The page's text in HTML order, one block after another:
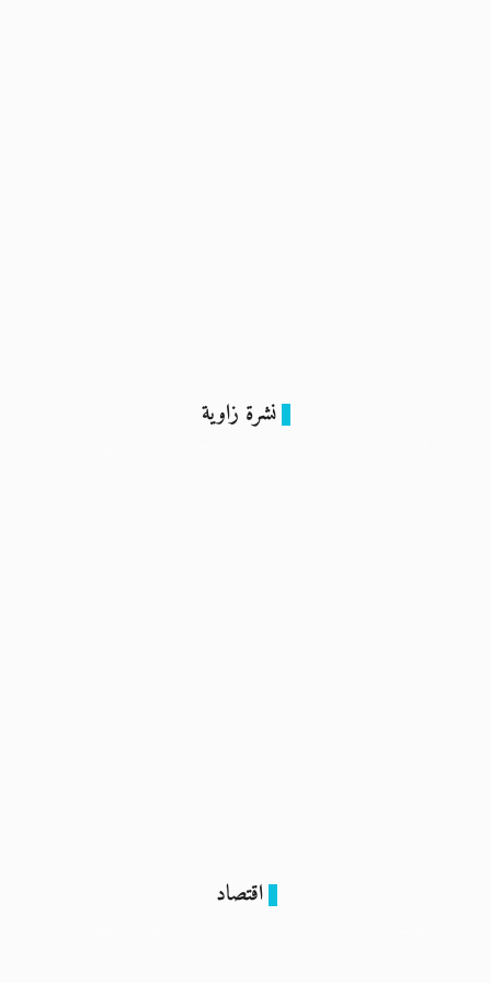
نشرة زاوية
اقتصاد